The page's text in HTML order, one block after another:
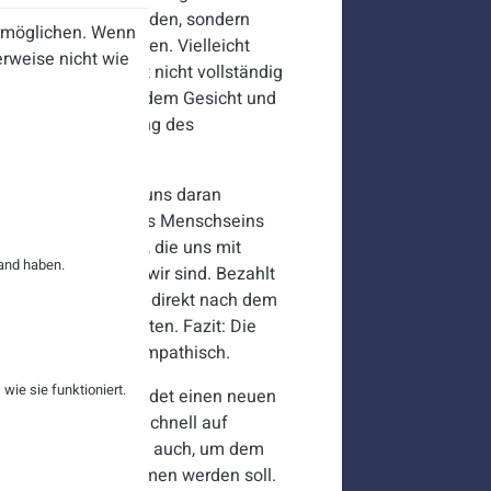
sie nicht nur Kunden, sondern
betreut zu werden. Vielleicht
Menschlichkeit nicht vollständig
Lächeln auf dem Gesicht und
zur
Rettung des
Jahr 2035 soll uns daran
Essenz des Menschseins
Beziehungen, die uns mit
machen, was wir sind. Bezahlt
erfolgt direkt nach dem
Frau Müller erhalten. Fazit: Die
emotional und empathisch.
Bildschirm meldet einen neuen
laut. Das nervt! Schnell auf
sondern auch, um dem
angenommen werden soll.
Wenn
nicht wie
haben.
wie sie funktioniert.